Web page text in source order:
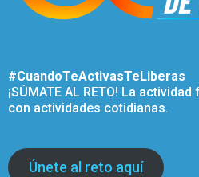
#CuandoTeActivasTeLiberas
¡SÚMATE AL RETO! La
con actividades cotidianas.
Únete al reto aquí